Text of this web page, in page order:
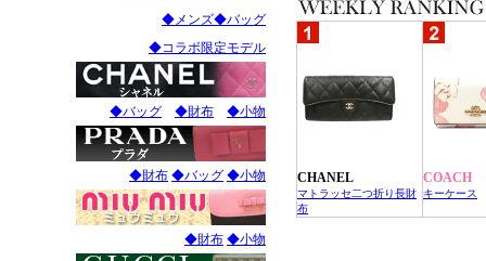
◆メンズ◆バッグ
◆コラボ限定モデル
◆バッグ ◆財布 ◆小物
◆財布 ◆バッグ ◆小物
◆財布 ◆小物
CHANEL
マトラッセ二つ折り長財
布
COACH
キーケース